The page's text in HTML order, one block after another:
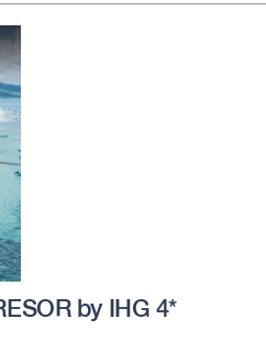
by IHG 4*